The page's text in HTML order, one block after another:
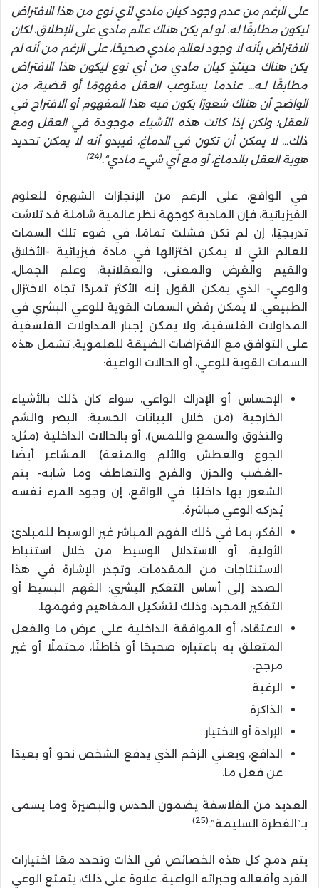
على الرغم من عدم وجود كيان مادي لأي نوع من هذا الافتراض
ليكون مطابقًا له. لو لم يكن هناك عالم مادي على الإطلاق، لكان
الافتراض بأنه لا وجود لعالم مادي صحيحًا، على الرغم من أنه لم
يكن هناك حينئذٍ كيان مادي من أي نوع ليكون هذا الافتراض
مطابقًا لـه… عندما يستوعب العقل مفهومًا أو قضية، من
الواضح أن هناك شعورًا يكون فيه هذا المفهوم أو الاقتراح في
العقل؛ ولكن إذا كانت هذه الأشياء موجودة في العقل ومع
ذلك… لا يمكن أن تكون في الدماغ، فيبدو أنه لا يمكن تحديد
هوية العقل بالدماغ، أو مع أي شيء مادي“.(24)
في الواقع، على الرغم من الإنجازات الشهيرة للعلوم
الفيزيائية، فإن المادية كوجهة نظر عالمية شاملة قد تلاشت
تدريجيًا، إن لم تكن فشلت تمامًا، في ضوء تلك السمات
للعالم التي لا يمكن اختزالها في مادة فيزيائية -الأخلاق
والقيم والغرض والمعنى، والعقلانية، وعلم الجمال،
والوعي- الذي يمكن القول إنه الأكثر تمردًا تجاه الاختزال
الطبيعي. لا يمكن رفض السمات القوية للوعي البشري في
المداولات الفلسفية، ولا يمكن إجبار المداولات الفلسفية
على التوافق مع الافتراضات الضيقة للعلموية. تشمل هذه
السمات القوية للوعي، أو الحالات الواعية:
الإحساس أو الإدراك الواعي، سواء كان ذلك بالأشياء
الخارجية (من خلال البيانات الحسية: البصر والشم
والتذوق والسمع واللمس)، أو بالحالات الداخلية (مثل:
الجوع والعطش والألم والمتعة). المشاعر أيضًا
-الغضب والحزن والفرح والتعاطف وما شابه- يتم
الشعور بها داخليًا. في الواقع، إن وجود المرء نفسه
يُدركه الوعي مباشرة.
الفكر، بما في ذلك الفهم المباشر غير الوسيط للمبادئ
الأولية، أو الاستدلال الوسيط من خلال استنباط
الاستنتاجات من المقدمات. وتجدر الإشارة في هذا
الصدد إلى أساس التفكير البشري: الفهم البسيط أو
التفكير المجرد، وذلك لتشكيل المفاهيم وفهمها.
الاعتقاد، أو الموافقة الداخلية على عرض ما والفعل
المتعلق به باعتباره صحيحًا أو خاطئًا، محتملًا أو غير
مرجح.
الرغبة.
الذاكرة.
الإرادة أو الاختيار.
الدافع، ويعني الزخم الذي يدفع الشخص نحو أو بعيدًا
عن فعل ما.
العديد من الفلاسفة يضمون الحدس والبصيرة وما يسمى
بـ”الفطرة السليمة”.(25)
يتم دمج كل هذه الخصائص في الذات وتحدد معًا اختيارات
الفرد وأفعاله وخبراته الواعية. علاوة على ذلك، يتمتع الوعي